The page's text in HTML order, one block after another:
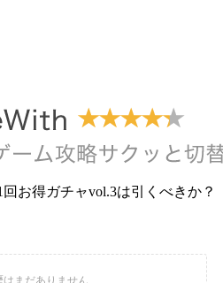
回お得ガチャvol.3は引くべきか？